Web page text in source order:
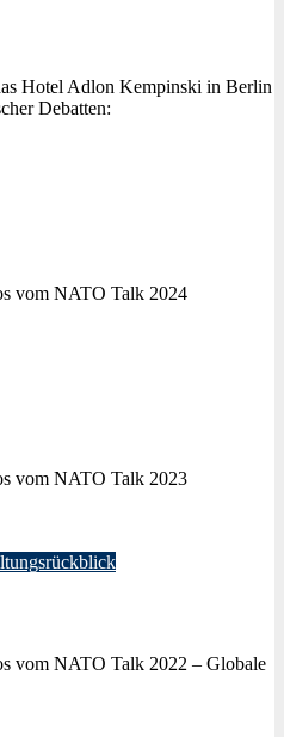
Hotel Adlon Kempinski in Berlin
Debatten:
vom NATO Talk 2024
vom NATO Talk 2023
vom NATO Talk 2022 – Globale